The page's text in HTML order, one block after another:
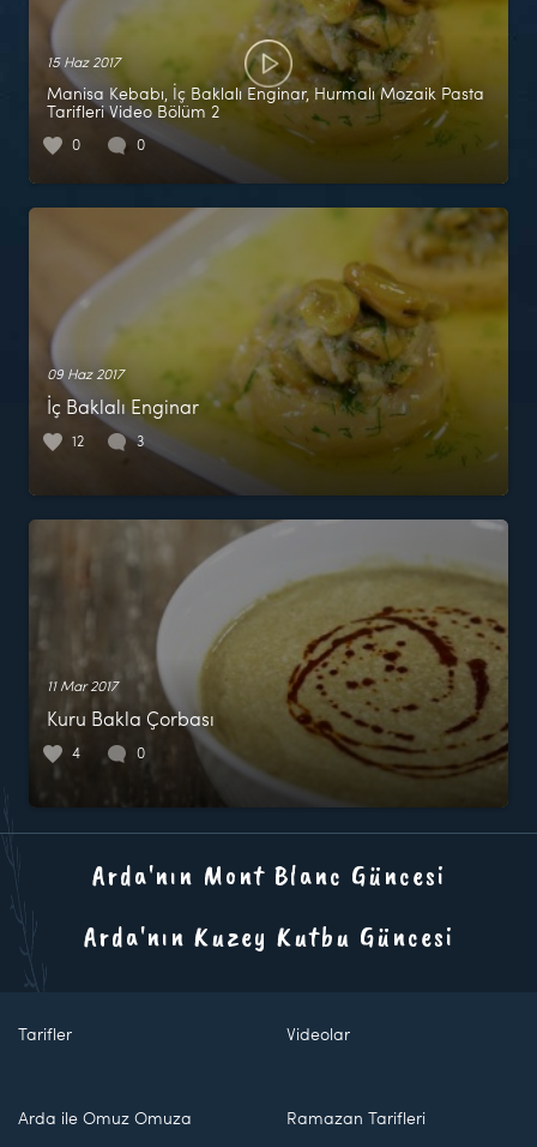
15 Haz 2017
Manisa Kebabı, İç Baklalı Enginar, Hurmalı Mozaik Pasta
Tarifleri Video Bölüm 2
0 0
09 Haz 2017
İç Baklalı Enginar
12 3
11 Mar 2017
Kuru Bakla Çorbası
4 0
Arda'nın Mont Blanc Güncesi
Arda'nın Kuzey Kutbu Güncesi
Tarifler Videolar
Arda ile Omuz Omuza Ramazan Tarifleri